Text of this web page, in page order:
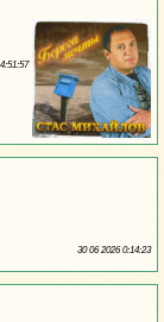
30 06 2026 0:14:23